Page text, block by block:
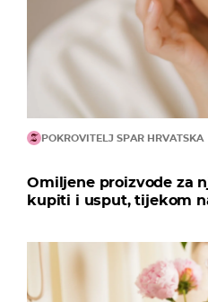
POKROVITELJ SPAR HRVATSKA
Omiljene proizvode za
kupiti i usput, tijekom